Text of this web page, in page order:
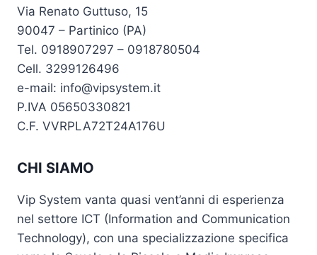
Via Renato Guttuso, 15
90047 – Partinico (PA)
Tel. 0918907297 – 0918780504
Cell. 3299126496
e-mail: info@vipsystem.it
P.IVA 05650330821
C.F. VVRPLA72T24A176U
CHI SIAMO
Vip System vanta quasi vent’anni di esperienza
nel settore ICT (Information and Communication
Technology), con una specializzazione specifica